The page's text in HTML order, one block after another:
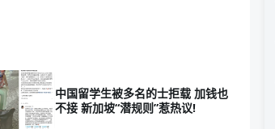
中国留学生被多名的士拒载 加钱也
不接 新加坡“潜规则”惹热议!